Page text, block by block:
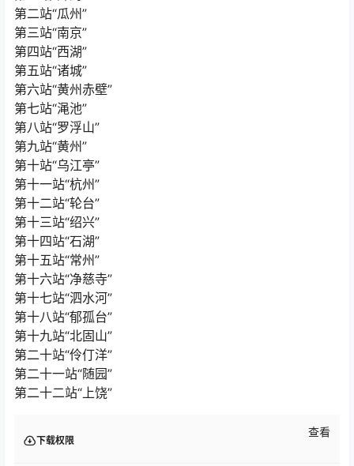
第二站“瓜州”
第三站“南京”
第四站“西湖”
第五站“诸城”
第六站“黄州赤壁”
第七站“渑池”
第八站“罗浮山”
第九站“黄州”
第十站“乌江亭”
第十一站“杭州”
第十二站“轮台”
第十三站“绍兴”
第十四站“石湖”
第十五站“常州”
第十六站“净慈寺”
第十七站“泗水河”
第十八站“郁孤台”
第十九站“北固山”
第二十站“伶仃洋”
第二十一站“随园”
第二十二站“上饶”
下载权限
查看